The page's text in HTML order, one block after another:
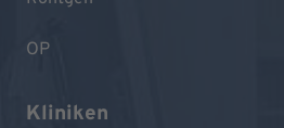
OP
Kliniken